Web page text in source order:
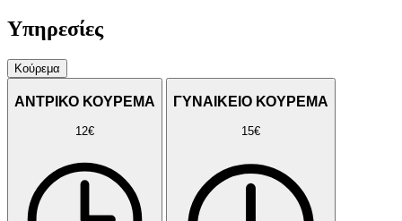
Υπηρεσίες
Κούρεμα
ΑΝΤΡΙΚΟ ΚΟΥΡΕΜΑ
12€
ΓΥΝΑΙΚΕΙΟ ΚΟΥΡΕΜΑ
15€